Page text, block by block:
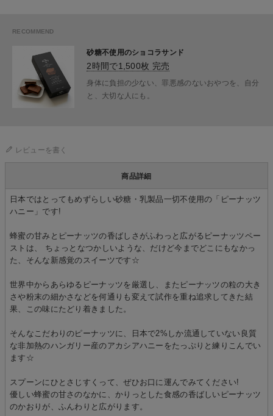
砂糖不使用のショコラサンド
2時間で1,500枚 完売
身体に負担の少ない、罪悪感のないおやつを、自分
と、大切な人にも。
レビューを書く
商品詳細
日本ではとってもめずらしい砂糖・乳製品一切不使用の「ピーナッツ
ハニー」です!
蜂蜜の甘みとピーナッツの香ばしさがふわっと広がるピーナッツペー
ストは、 ちょっとなつかしいような、だけど今までどこにもなかっ
た、そんな新感覚のスイーツです☆
世界中からあらゆるピーナッツを厳選し、またピーナッツの粒の大き
さや粉末の細かさなどを何通りも変えて試作を重ね追求してきた結
果、この味にたどり着きました。
そんなこだわりのピーナッツに、日本で2%しか流通していない良質
な非加熱のハンガリー産のアカシアハニーをたっぷりと練りこんでい
ます☆
スプーンにひとさじすくって、ぜひお口に運んでみてください!
優しい蜂蜜の甘さのなかに、かりっとした食感の香ばしいピーナッツ
のかおりが、ふんわりと広がります。